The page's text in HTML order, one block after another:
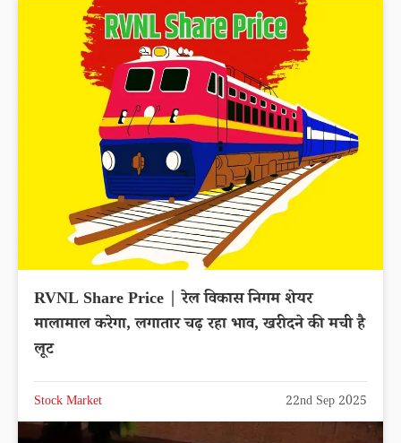
RVNL Share Price | रेल विकास निगम शेयर
मालामाल करेगा, लगातार चढ़ रहा भाव, खरीदने की मची है
लूट
Stock Market 22nd Sep 2025